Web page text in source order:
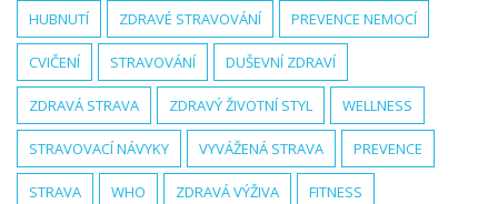
HUBNUTÍ ZDRAVÉ STRAVOVÁNÍ PREVENCE NEMOCÍ
CVIČENÍ STRAVOVÁNÍ DUŠEVNÍ ZDRAVÍ
ZDRAVÁ STRAVA ZDRAVÝ ŽIVOTNÍ STYL WELLNESS
STRAVOVACÍ NÁVYKY VYVÁŽENÁ STRAVA PREVENCE
STRAVA WHO ZDRAVÁ VÝŽIVA FITNESS